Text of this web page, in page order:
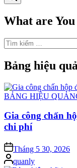
What are
Tìm
kiếm
cho:
Bảng hiệu
Posted
BẢNG HIỆU
Gia công chấn
chi phí
onTháng 5 30, 2026
Postedquanly